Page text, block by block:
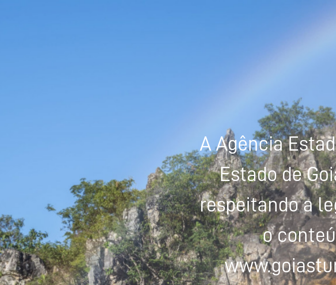
A Agência
Estado de
respeitando a
o